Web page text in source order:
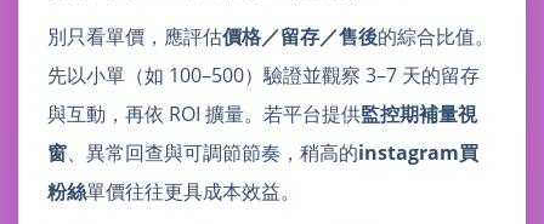
別只看單價，應評估價格／留存／售後的綜合比值。
先以小單（如 100–500）驗證並觀察 3–7 天的留存
與互動，再依 ROI 擴量。若平台提供監控期補量視
窗、異常回查與可調節節奏，稍高的instagram買
粉絲單價往往更具成本效益。